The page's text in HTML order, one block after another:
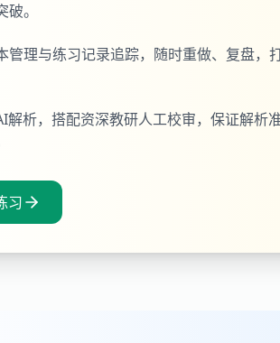
。
管理与练习记录追踪，随时重做、复盘，
解析，搭配资深教研人工校审，保证解析
习